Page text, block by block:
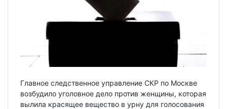
Главное следственное управление СКР по Москве
возбудило уголовное дело против женщины, которая
вылила красящее вещество в урну для голосования